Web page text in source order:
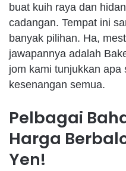
buat kuih raya dan
cadangan. Tempat ini
banyak pilihan. Ha,
jawapannya adalah
jom kami tunjukkan
kesenangan semua.
Pelbagai
Harga
Yen!